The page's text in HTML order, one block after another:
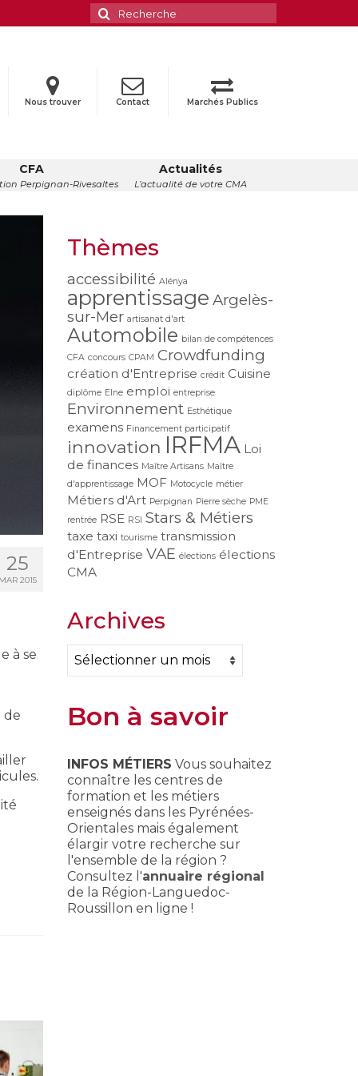
Rechercher
:
Nous trouver Contact Marchés Publics
CFA
Perpignan-Rivesaltes
Actualités
L’actualité de votre CMA
25
MAR 2015
à se
de
Thèmes
accessibilité Alénya
apprentissage Argelès-
sur-Mer artisanat d'art
Automobile bilan de compétences
CFA concours CPAM Crowdfunding
création d'Entreprise crédit Cuisine
diplôme Elne emploi entreprise
Environnement Esthétique
examens Financement participatif
innovation IRFMA Loi
de finances Maître Artisans Maître
d'apprentissage MOF Motocycle métier
Métiers d'Art Perpignan Pierre sèche PME
rentrée RSE RSI Stars & Métiers
taxe taxi tourisme transmission
d'Entreprise VAE élections élections
CMA
Archives
Archives
Bon à savoir
INFOS MÉTIERS Vous souhaitez
connaître les centres de
formation et les métiers
enseignés dans les Pyrénées-
Orientales mais également
élargir votre recherche sur
l'ensemble de la région ?
Consultez l'annuaire régional
de la Région-Languedoc-
Roussillon en ligne !